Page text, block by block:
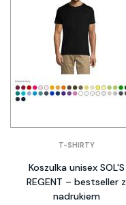
T-SHIRTY
Koszulka unisex SOL'S
REGENT – bestseller z
nadrukiem